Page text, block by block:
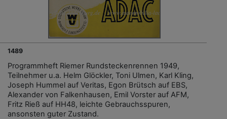
1489
Programmheft Riemer Rundsteckenrennen 1949,
Teilnehmer u.a. Helm Glöckler, Toni Ulmen, Karl Kling,
Joseph Hummel auf Veritas, Egon Brütsch auf EBS,
Alexander von Falkenhausen, Emil Vorster auf AFM,
Fritz Rieß auf HH48, leichte Gebrauchsspuren,
ansonsten guter Zustand.